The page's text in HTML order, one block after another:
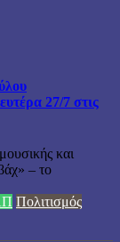
27/7 στις
και
– το
Πολιτισμός